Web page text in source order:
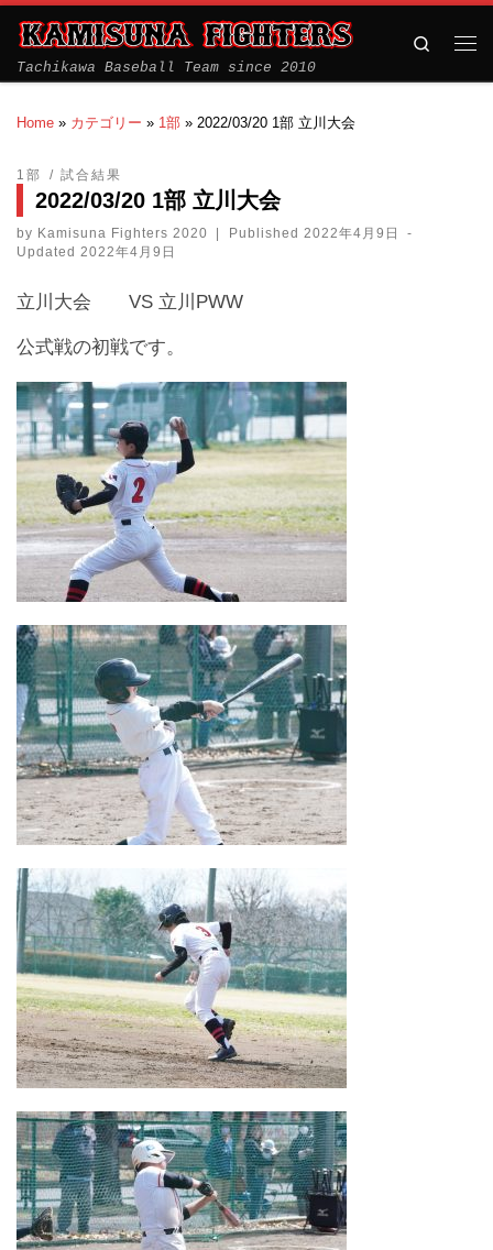
Tachikawa Baseball Team since 2010
Search
Home » カテゴリー » 1部 » 2022/03/20 1部 立川大会
1部 試合結果
2022/03/20 1部 立川大会
by Kamisuna Fighters 2020 Published 2022年4月9日
-
Updated 2022年4月9日
立川大会 VS 立川PWW
公式戦の初戦です。